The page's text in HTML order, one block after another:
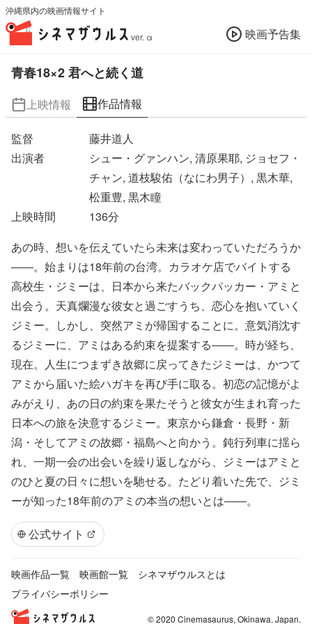
沖縄県内の映画情報サイト
ver. α 映画予告集
青春18×2 君へと続く道
上映情報 作品情報
監督
藤井道人
出演者
シュー・グァンハン, 清原果耶, ジョセフ・
チャン, 道枝駿佑（なにわ男子）, 黒木華,
松重豊, 黒木瞳
上映時間
136分
あの時、想いを伝えていたら未来は変わっていただろうか
――。始まりは18年前の台湾。カラオケ店でバイトする
高校生・ジミーは、日本から来たバックパッカー・アミと
出会う。天真爛漫な彼女と過ごすうち、恋心を抱いていく
ジミー。しかし、突然アミが帰国することに。意気消沈す
るジミーに、アミはある約束を提案する――。時が経ち、
現在。人生につまずき故郷に戻ってきたジミーは、かつて
アミから届いた絵ハガキを再び手に取る。初恋の記憶がよ
みがえり、あの日の約束を果たそうと彼女が生まれ育った
日本への旅を決意するジミー。東京から鎌倉・長野・新
潟・そしてアミの故郷・福島へと向かう。鈍行列車に揺ら
れ、一期一会の出会いを繰り返しながら、ジミーはアミと
のひと夏の日々に想いを馳せる。たどり着いた先で、ジミ
ーが知った18年前のアミの本当の想いとは――。
公式サイト
映画作品一覧 映画館一覧
シネマザウルスとは
プライバシーポリシー
© 2020 Cinemasaurus, Okinawa. Japan.